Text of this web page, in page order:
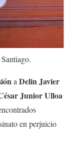
aDelin Javier
Junior Ulloa
en perjuicio